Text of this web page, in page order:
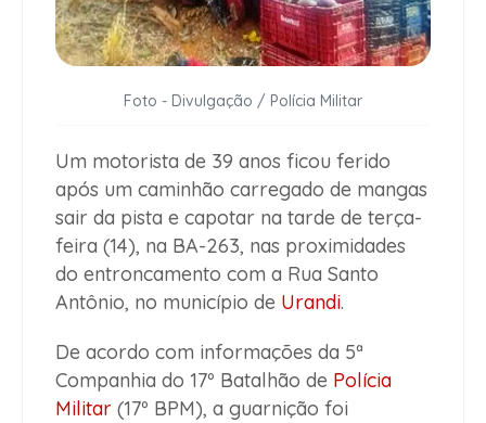
Foto - Divulgação / Polícia Militar
Um motorista de 39 anos ficou ferido
após um caminhão carregado de mangas
sair da pista e capotar na tarde de terça-
feira (14), na BA-263, nas proximidades
do entroncamento com a Rua Santo
Antônio, no município de Urandi.
De acordo com informações da 5ª
Companhia do 17º Batalhão de Polícia
Militar (17º BPM), a guarnição foi